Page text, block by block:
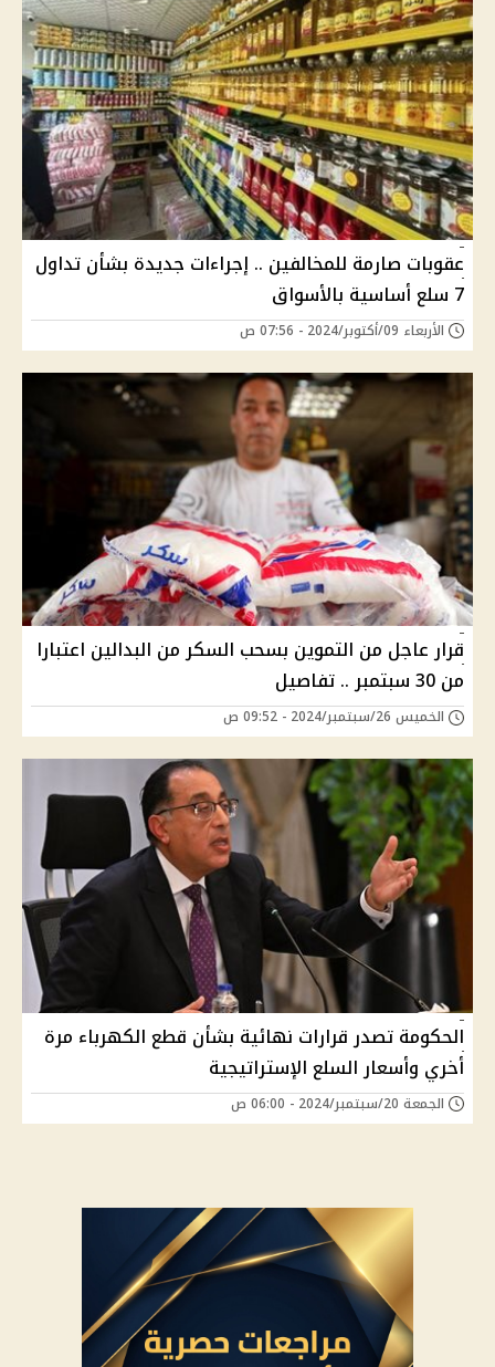
عقوبات صارمة للمخالفين .. إجراءات جديدة بشأن تداول
7 سلع أساسية بالأسواق
الأربعاء 09/أكتوبر/2024 - 07:56 ص
قرار عاجل من التموين بسحب السكر من البدالين اعتبارا
من 30 سبتمبر .. تفاصيل
الخميس 26/سبتمبر/2024 - 09:52 ص
الحكومة تصدر قرارات نهائية بشأن قطع الكهرباء مرة
أخري وأسعار السلع الإستراتيجية
الجمعة 20/سبتمبر/2024 - 06:00 ص